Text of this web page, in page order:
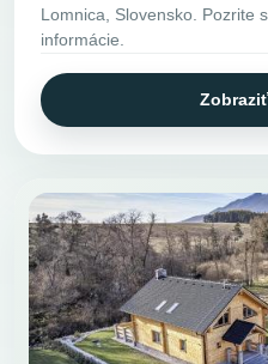
Lomnica, Slovensko. Pozrite
informácie.